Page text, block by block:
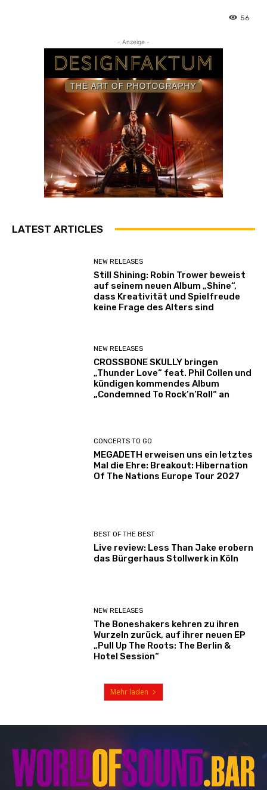
56
- Anzeige -
LATEST ARTICLES
NEW RELEASES
Still Shining: Robin Trower beweist
auf seinem neuen Album „Shine“,
dass Kreativität und Spielfreude
keine Frage des Alters sind
NEW RELEASES
CROSSBONE SKULLY bringen
„Thunder Love“ feat. Phil Collen und
kündigen kommendes Album
„Condemned To Rock’n’Roll“ an
CONCERTS TO GO
MEGADETH erweisen uns ein letztes
Mal die Ehre: Breakout: Hibernation
Of The Nations Europe Tour 2027
BEST OF THE BEST
Live review: Less Than Jake erobern
das Bürgerhaus Stollwerk in Köln
NEW RELEASES
The Boneshakers kehren zu ihren
Wurzeln zurück, auf ihrer neuen EP
„Pull Up The Roots: The Berlin &
Hotel Session“
Mehr laden